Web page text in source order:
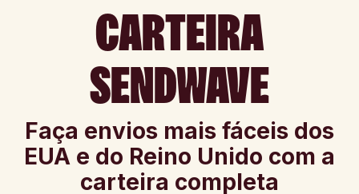
CARTEIRA
SENDWAVE
Faça envios mais fáceis dos
EUA e do Reino Unido com a
carteira completa